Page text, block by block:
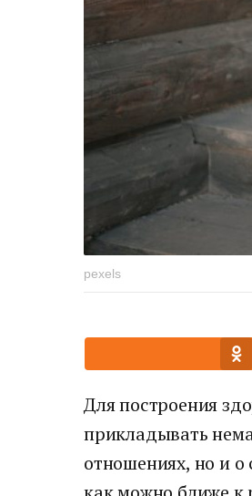
pexels
Для построения
прикладывать
отношениях, но и о